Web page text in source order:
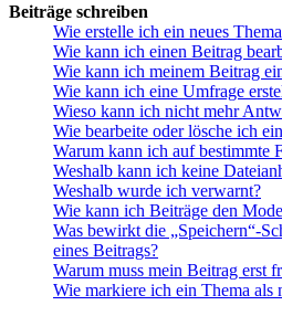
Beiträge schreiben
Wie erstelle ich ein neues
Wie kann ich einen Beitrag
Wie kann ich meinem Beitrag
Wie kann ich eine Umfrage
Wieso kann ich nicht mehr
Wie bearbeite oder lösche ich
Warum kann ich auf bestimmte
Weshalb kann ich keine
Weshalb wurde ich verwarnt?
Wie kann ich Beiträge den
Was bewirkt die „Speichern“-
eines Beitrags?
Warum muss mein Beitrag erst
Wie markiere ich ein Thema als